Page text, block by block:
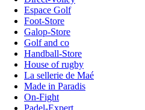
Espace Golf
Foot-Store
Galop-Store
Golf and co
Handball-Store
House of rugby
La sellerie de Maé
Made in Paradis
On-Fight
Padel-Expert